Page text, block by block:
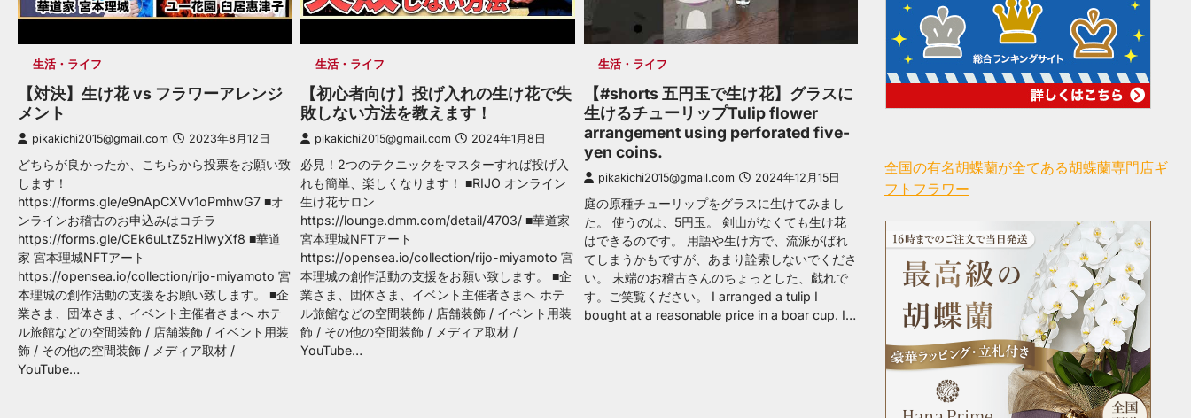
生活・ライフ
【対決】生け花 vs フラワーアレンジ
メント
pikakichi2015@gmail.com 2023年8月12日
どちらが良かったか、こちらから投票をお願い致
します！
https://forms.gle/e9nApCXVv1oPmhwG7 ■オ
ンラインお稽古のお申込みはコチラ
https://forms.gle/CEk6uLtZ5zHiwyXf8 ■華道
家 宮本理城NFTアート
https://opensea.io/collection/rijo-miyamoto 宮
本理城の創作活動の支援をお願い致します。 ■企
業さま、団体さま、イベント主催者さまへ ホテ
ル旅館などの空間装飾 / 店舗装飾 / イベント用装
飾 / その他の空間装飾 / メディア取材 /
YouTube…
生活・ライフ
【初心者向け】投げ入れの生け花で失
敗しない方法を教えます！
pikakichi2015@gmail.com 2024年1月8日
必見！2つのテクニックをマスターすれば投げ入
れも簡単、楽しくなります！ ■RIJO オンライン
生け花サロン
https://lounge.dmm.com/detail/4703/ ■華道家
宮本理城NFTアート
https://opensea.io/collection/rijo-miyamoto 宮
本理城の創作活動の支援をお願い致します。 ■企
業さま、団体さま、イベント主催者さまへ ホテ
ル旅館などの空間装飾 / 店舗装飾 / イベント用装
飾 / その他の空間装飾 / メディア取材 /
YouTube…
生活・ライフ
【#shorts 五円玉で生け花】グラスに
生けるチューリップTulip flower
arrangement using perforated five-
yen coins.
pikakichi2015@gmail.com 2024年12月15日
庭の原種チューリップをグラスに生けてみまし
た。 使うのは、5円玉。 剣山がなくても生け花
はできるのです。 用語や生け方で、流派がばれ
てしまうかもですが、あまり詮索しないでくださ
い。 末端のお稽古さんのちょっとした、戯れで
す。ご笑覧ください。 I arranged a tulip I
bought at a reasonable price in a boar cup. I…
全国の有名胡蝶蘭が全てある胡蝶蘭専門店ギ
フトフラワー